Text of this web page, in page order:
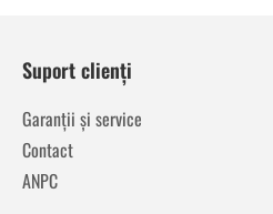
Suport clienți
Garanții și service
Contact
ANPC